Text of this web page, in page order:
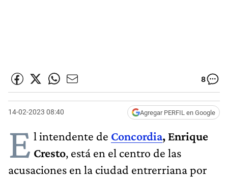
8
14-02-2023 08:40 Agregar PERFIL en Google
E l intendente de Concordia, Enrique
Cresto, está en el centro de las
acusaciones en la ciudad entrerriana por